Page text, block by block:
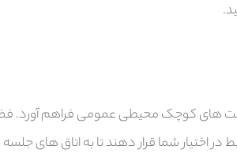
های کوچک محیطی عمومی فراهم آورد.
در اختیار شما قرار دهند تا به اتاق های